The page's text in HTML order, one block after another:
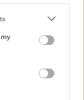
or more Google
You may click to
third-party tags to
in below Google
Μετά
με άντρα και
θα φύγει.
το μεγάλο
δεν το έχει